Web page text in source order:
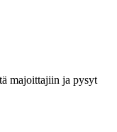
majoittajiin ja pysyt